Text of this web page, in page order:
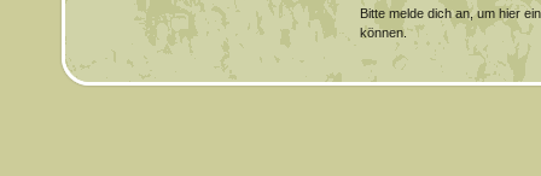
Bitte melde dich an, um hier
können.